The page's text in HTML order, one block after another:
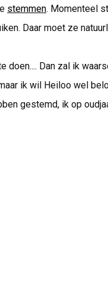
stemmen. Momenteel
Daar moet ze
doen.... Dan zal ik
ik wil Heiloo wel
gestemd, ik op